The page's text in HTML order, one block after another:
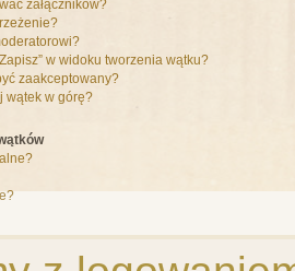
załączników?
w widoku tworzenia wątku?
zaakceptowany?
wątek w górę?